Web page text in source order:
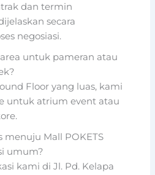
dan termin
secara
negosiasi.
untuk pameran atau
Floor yang luas, kami
untuk atrium event atau
menuju Mall POKETS
umum?
kami di Jl. Pd. Kelapa